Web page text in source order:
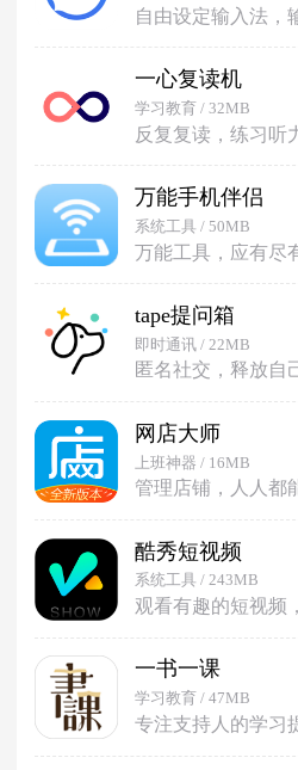
一心复读机
学习教育 / 32MB
反复复读，练习听
万能手机伴侣
系统工具 / 50MB
万能工具，应有尽
tape提问箱
即时通讯 / 22MB
匿名社交，释放自
网店大师
上班神器 / 16MB
管理店铺，人人都
酷秀短视频
系统工具 / 243MB
一书一课
学习教育 / 47MB
专注支持人的学习